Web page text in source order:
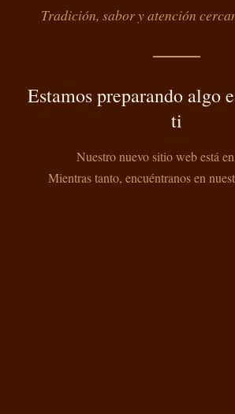
Tradición, sabor y atención
Estamos preparando algo
ti
Nuestro nuevo sitio web está
Mientras tanto, encuéntranos en